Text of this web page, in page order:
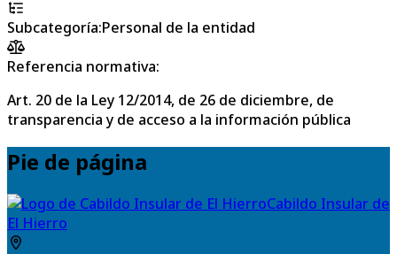
Subcategoría:Personal de la entidad
Referencia normativa:
Art. 20 de la Ley 12/2014, de 26 de diciembre, de
transparencia y de acceso a la información pública
Pie de página
Cabildo Insular de
El Hierro